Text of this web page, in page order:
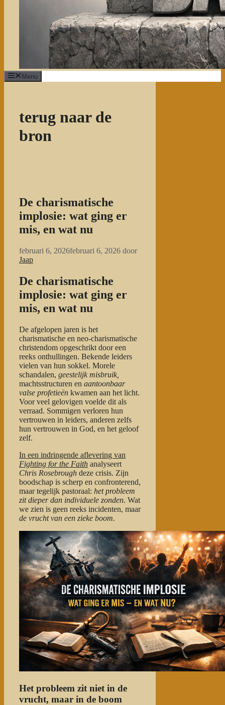
Menu
terug naar de
bron
De charismatische
implosie: wat ging er
mis, en wat nu
februari 6, 2026februari 6, 2026 door
Jaap
De charismatische
implosie: wat ging er
mis, en wat nu
De afgelopen jaren is het
charismatische en neo-charismatische
christendom opgeschrikt door een
reeks onthullingen. Bekende leiders
vielen van hun sokkel. Morele
schandalen, geestelijk misbruik,
machtsstructuren en aantoonbaar
valse profetieën kwamen aan het licht.
Voor veel gelovigen voelde dit als
verraad. Sommigen verloren hun
vertrouwen in leiders, anderen zelfs
hun vertrouwen in God, en het geloof
zelf.
In een indringende aflevering van
Fighting for the Faith analyseert
Chris Rosebrough deze crisis. Zijn
boodschap is scherp en confronterend,
maar tegelijk pastoraal: het probleem
zit dieper dan individuele zonden. Wat
we zien is geen reeks incidenten, maar
de vrucht van een zieke boom.
Het probleem zit niet in de
vrucht, maar in de boom